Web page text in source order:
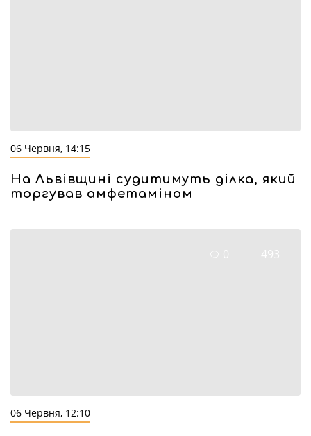
06 Червня, 14:15
На Львівщині судитимуть ділка, який
торгував амфетаміном
0 493
06 Червня, 12:10